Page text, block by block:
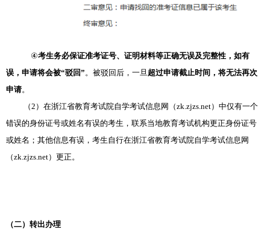
④考生务必保证准考证号、证明材料等正确无误及完整性，如有
误，申请将会被“驳回”。被驳回后，一旦超过申请截止时间，将无法再次
申请。
（2）在浙江省教育考试院自学考试信息网（zk.zjzs.net）中仅有一个
错误的身份证号或姓名有误的考生，联系当地教育考试机构更正身份证号
或姓名；其他信息有误，考生自行在浙江省教育考试院自学考试信息网
（zk.zjzs.net）更正。
（二）转出办理